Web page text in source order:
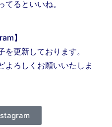
るといいね。
】
更新しております。
よろしくお願いいたしま